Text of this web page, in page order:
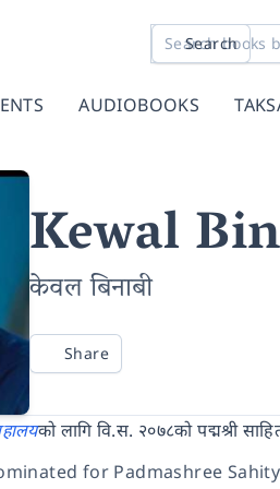
Search
AUDIOBOOKS
Kewal
केवल बिनाबी
Share
को लागि वि.स. २०७८को पद्मश्री
for Padmashree